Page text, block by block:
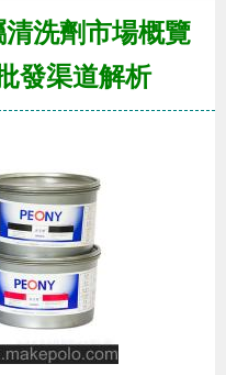
洗劑市場概覽
發渠道解析